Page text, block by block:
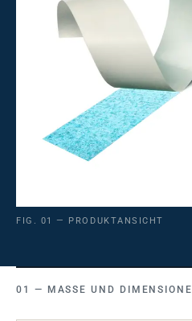
FIG. 01 — PRODUKTANSICHT
MASSE UND DIMENSIONEN